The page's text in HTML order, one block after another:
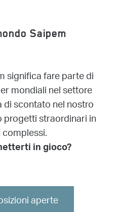
Saipem
significa fare parte di
mondiali nel settore
di scontato nel nostro
progetti straordinari in
in gioco?
aperte